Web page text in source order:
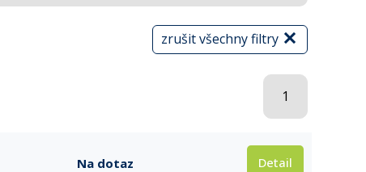
zrušit všechny filtry
1
Na dotaz Detail